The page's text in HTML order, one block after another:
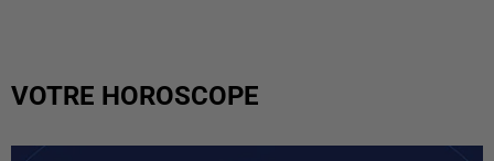
VOTRE HOROSCOPE